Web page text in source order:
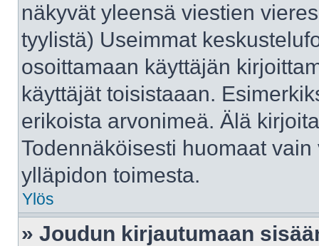
näkyvät yleensä viestien
tyylistä) Useimmat
osoittamaan käyttäjän
käyttäjät toisistaaan.
erikoista arvonimeä. Älä
Todennäköisesti huomaat
ylläpidon toimesta.
Ylös
» Joudun kirjautumaan